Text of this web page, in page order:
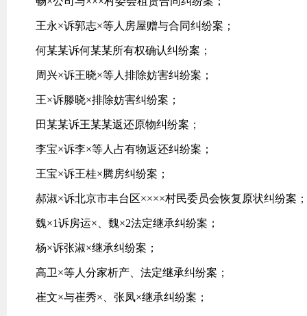
王永×诉郭志×等人房屋赠与合同纠纷案；
何某某诉何某某所有权确认纠纷案；
周兴×诉王晓×等人排除妨害纠纷案；
王×诉滕晓×排除妨害纠纷案；
田某某诉王某某返还原物纠纷案；
李宝×诉李×等人占有物返还纠纷案；
王宝×诉王桂×腾房纠纷案；
郝淑×诉北京市丰台区××××村民委员会恢复原状纠纷案；
魏×1诉房运×、魏×2法定继承纠纷案；
杨×诉张淑×继承纠纷案；
高卫×等人分家析产、法定继承纠纷案；
崔文×与崔秀×、张凤×继承纠纷案；